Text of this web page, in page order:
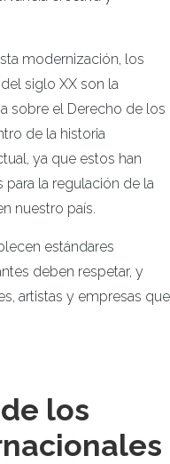
modernización, los
siglo XX son la
sobre el Derecho de los
de la historia
ya que estos han
para la regulación de la
nuestro país.
estándares
deben respetar, y
artistas y empresas que
los